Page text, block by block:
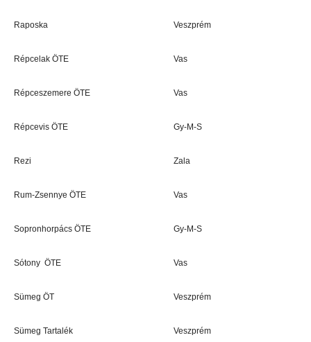
Raposka Veszprém
Répcelak ÖTE Vas
Répceszemere ÖTE Vas
Répcevis ÖTE Gy-M-S
Rezi Zala
Rum-Zsennye ÖTE Vas
Sopronhorpács ÖTE Gy-M-S
Sótony ÖTE Vas
Sümeg ÖT Veszprém
Sümeg Tartalék Veszprém